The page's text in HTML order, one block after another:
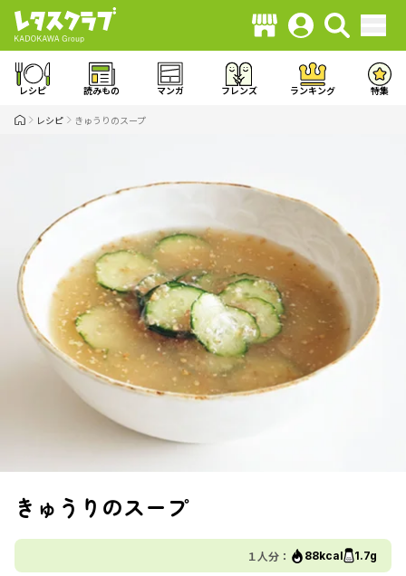
レシピ 読みもの マンガ フレンズ ランキング 特集
レシピ きゅうりのスープ
きゅうりのスープ
１人分： 88kcal 1.7g